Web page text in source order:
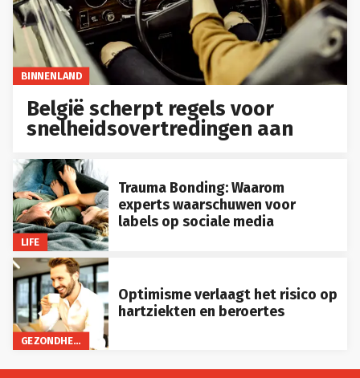
BINNENLAND
België scherpt regels voor
snelheidsovertredingen aan
LIFE
Trauma Bonding: Waarom
experts waarschuwen voor
labels op sociale media
GEZONDHEID
Optimisme verlaagt het risico op
hartziekten en beroertes